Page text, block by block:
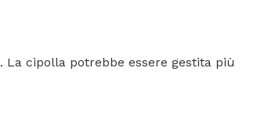
cipolla potrebbe essere gestita più